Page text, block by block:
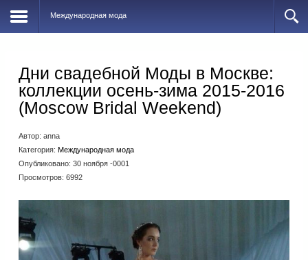
Международная мода
Дни свадебной Моды в Москве:
коллекции осень-зима 2015-2016
(Moscow Bridal Weekend)
Автор: anna
Категория: Международная мода
Опубликовано: 30 ноября -0001
Просмотров: 6992